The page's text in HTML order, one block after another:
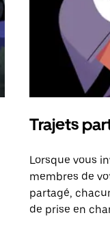
Trajets
Lorsque vous
membres de
partagé,
de prise en